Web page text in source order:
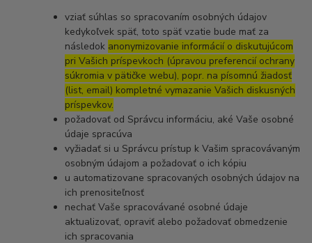
vziať súhlas so spracovaním osobných údajov
kedykoľvek späť, toto späť vzatie bude mať za
následok anonymizovanie informácií o diskutujúcom
pri Vašich príspevkoch (úpravou preferencií ochrany
súkromia v pätičke webu), popr. na písomnú žiadosť
(list, email) kompletné vymazanie Vašich diskusných
príspevkov.
požadovať od Správcu informáciu, aké Vaše osobné
údaje spracúva
vyžiadať si u Správcu prístup k Vašim spracovávaným
osobným údajom a požadovať o ich kópiu
u automatizovane spracovaných osobných údajov na
ich prenositeľnosť
nechať Vaše spracovávané osobné údaje
aktualizovať, opraviť alebo požadovať obmedzenie
ich spracovania